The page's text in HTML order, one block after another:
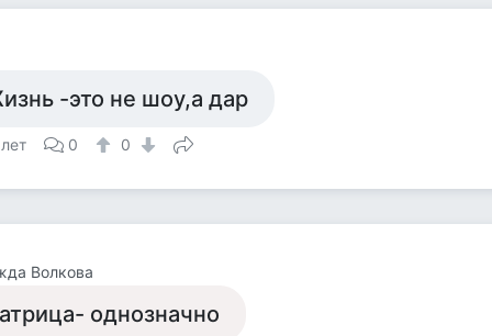
-это не шоу,а дар
0 0
Волкова
однозначно